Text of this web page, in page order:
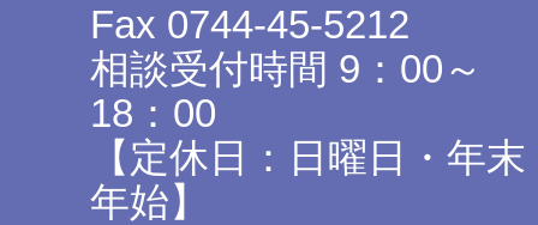
Fax 0744-45-5212
相談受付時間 9：00～
18：00
【定休日：日曜日・年末
年始】